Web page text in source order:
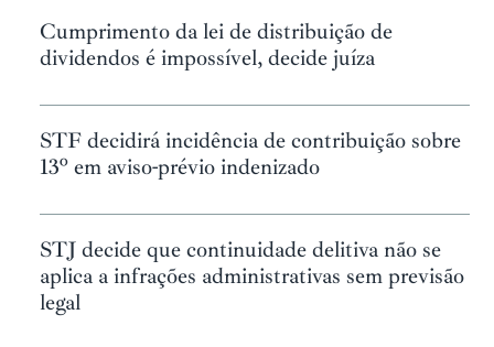
Cumprimento da lei de distribuição de
dividendos é impossível, decide juíza
STF decidirá incidência de contribuição sobre
13º em aviso-prévio indenizado
STJ decide que continuidade delitiva não se
aplica a infrações administrativas sem previsão
legal